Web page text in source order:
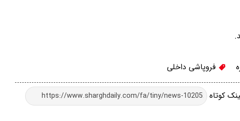
فروپاشی داخلی
کوتاه